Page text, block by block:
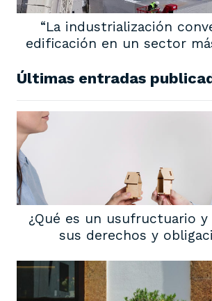
“La industrialización
edificación en un sector
Últimas entradas
¿Qué es un usufructuario y
sus derechos y